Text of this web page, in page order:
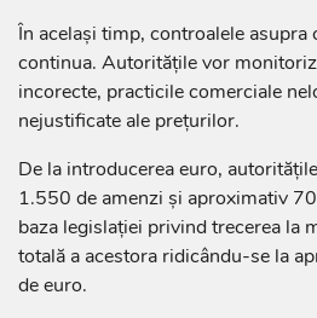
În același timp, controalele
continua. Autoritățile vor
incorecte, practicile comerciale
nejustificate ale prețurilor.
De la introducerea euro,
1.550 de amenzi și aproximativ
baza legislației privind trecerea la
totală a acestora ridicându-se la
de euro.